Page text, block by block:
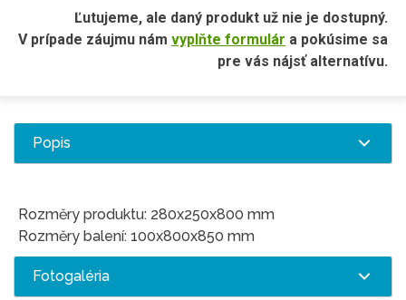
Ľutujeme, ale daný produkt už nie je dostupný.
V prípade záujmu nám vyplňte formulár a pokúsime sa
pre vás nájsť alternatívu.
Popis
Rozměry produktu: 280x250x800 mm
Rozměry balení: 100x800x850 mm
Fotogaléria